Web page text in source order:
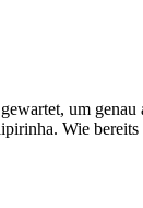
um
Wie